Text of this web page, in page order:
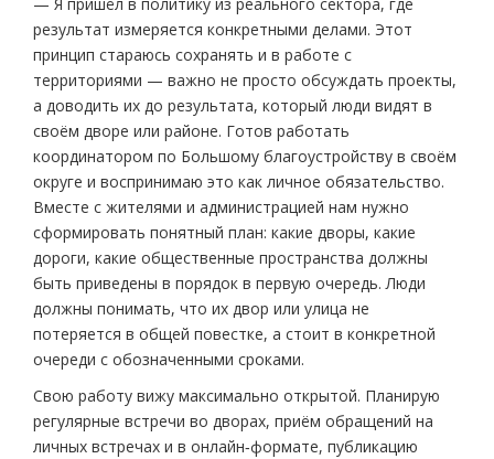
результат измеряется конкретными делами. Этот
принцип стараюсь сохранять и в работе с
территориями — важно не просто обсуждать проекты,
а доводить их до результата, который люди видят в
своём дворе или районе. Готов работать
координатором по Большому благоустройству в своём
округе и воспринимаю это как личное обязательство.
Вместе с жителями и администрацией нам нужно
сформировать понятный план: какие дворы, какие
дороги, какие общественные пространства должны
быть приведены в порядок в первую очередь. Люди
должны понимать, что их двор или улица не
потеряется в общей повестке, а стоит в конкретной
очереди с обозначенными сроками.
Свою работу вижу максимально открытой. Планирую
регулярные встречи во дворах, приём обращений на
личных встречах и в онлайн‑формате, публикацию